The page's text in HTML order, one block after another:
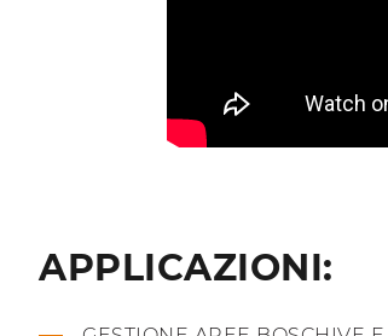
APPLICAZIONI: